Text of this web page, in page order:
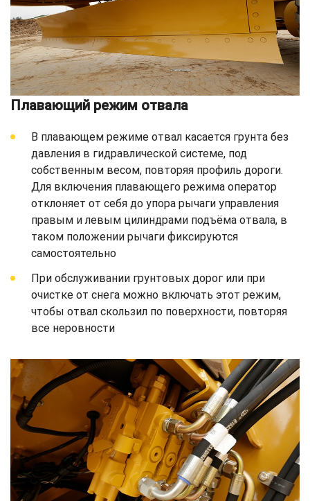
Плавающий режим отвала
В плавающем режиме отвал касается грунта без
давления в гидравлической системе, под
собственным весом, повторяя профиль дороги.
Для включения плавающего режима оператор
отклоняет от себя до упора рычаги управления
правым и левым цилиндрами подъёма отвала, в
таком положении рычаги фиксируются
самостоятельно
При обслуживании грунтовых дорог или при
очистке от снега можно включать этот режим,
чтобы отвал скользил по поверхности, повторяя
все неровности